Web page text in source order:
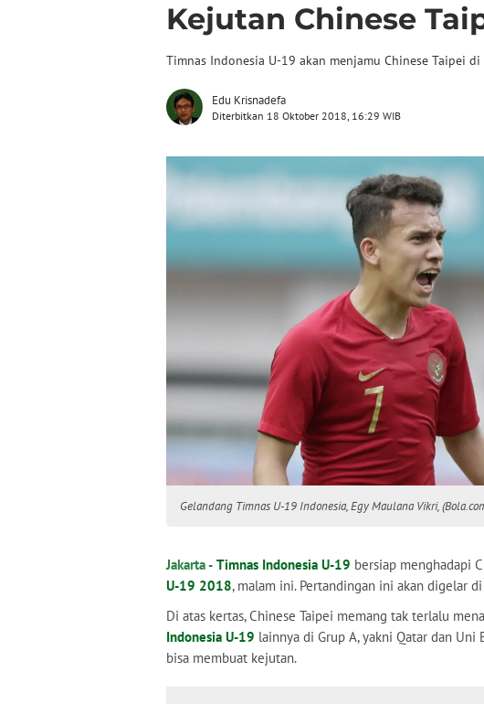
Kejutan Chinese
Timnas Indonesia U-19 akan menjamu Chinese Taipei
Edu Krisnadefa
Diterbitkan 18 Oktober 2018, 16:29 WIB
Gelandang Timnas U-19 Indonesia, Egy Maulana Vikri,
Jakarta - Timnas Indonesia U-19 bersiap menghadapi
U-19 2018, malam ini. Pertandingan ini akan digelar
Di atas kertas, Chinese Taipei memang tak terlalu
Indonesia U-19 lainnya di Grup A, yakni Qatar dan
bisa membuat kejutan.